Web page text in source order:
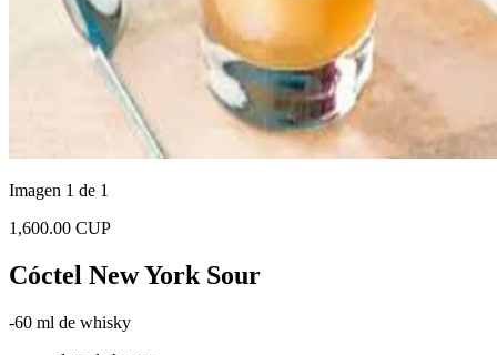
Imagen 1 de 1
1,600.00 CUP
Cóctel New York Sour
-60 ml de whisky